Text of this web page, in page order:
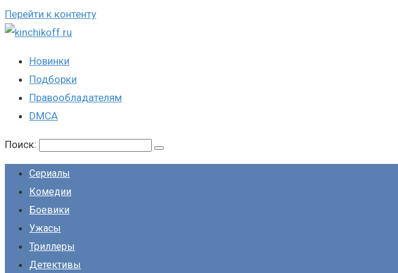
Перейти к контенту
Новинки
Подборки
Правообладателям
DMCA
Поиск:
Сериалы
Комедии
Боевики
Ужасы
Триллеры
Детективы